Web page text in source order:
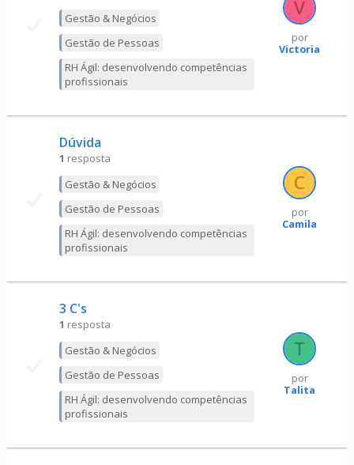
Gestão & Negócios
Gestão de Pessoas
RH Ágil: desenvolvendo competências
profissionais
por
Victoria
Dúvida
1 resposta
Gestão & Negócios
Gestão de Pessoas
RH Ágil: desenvolvendo competências
profissionais
por
Camila
3 C's
1 resposta
Gestão & Negócios
Gestão de Pessoas
RH Ágil: desenvolvendo competências
profissionais
por
Talita